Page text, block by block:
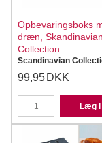
Opbevaringsboks
dræn, Skandinavian
Collection
Scandinavian
99,95 DKK
Læg